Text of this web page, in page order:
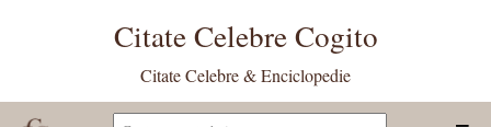
Citate Celebre Cogito
Citate Celebre & Enciclopedie